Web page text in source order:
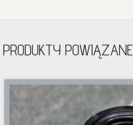
PRODUKTY POWIĄZANE